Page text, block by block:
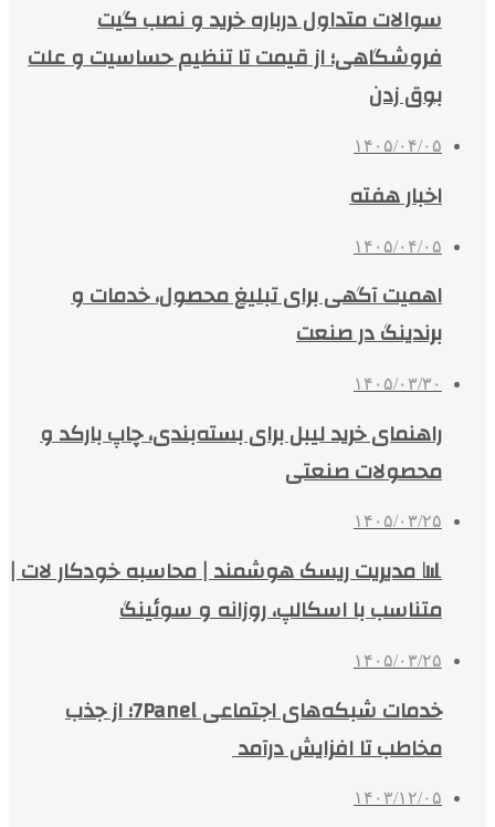
سوالات متداول درباره خرید و نصب گیت
فروشگاهی؛ از قیمت تا تنظیم حساسیت و علت
بوق زدن
۱۴۰۵/۰۴/۰۵
اخبار هفته
۱۴۰۵/۰۴/۰۵
اهمیت آگهی برای تبلیغ محصول، خدمات و
برندینگ در صنعت
۱۴۰۵/۰۳/۳۰
راهنمای خرید لیبل برای بسته‌بندی، چاپ بارکد و
محصولات صنعتی
۱۴۰۵/۰۳/۲۵
📊 مدیریت ریسک هوشمند | محاسبه خودکار لات |
متناسب با اسکالپ، روزانه و سوئینگ
۱۴۰۵/۰۳/۲۵
خدمات شبکه‌های اجتماعی 7Panel؛ از جذب
مخاطب تا افزایش درآمد
۱۴۰۳/۱۲/۰۵